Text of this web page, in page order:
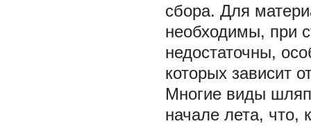
сбора. Для
необходимы, при
недостаточны,
которых зависит
Многие виды
начале лета, что,